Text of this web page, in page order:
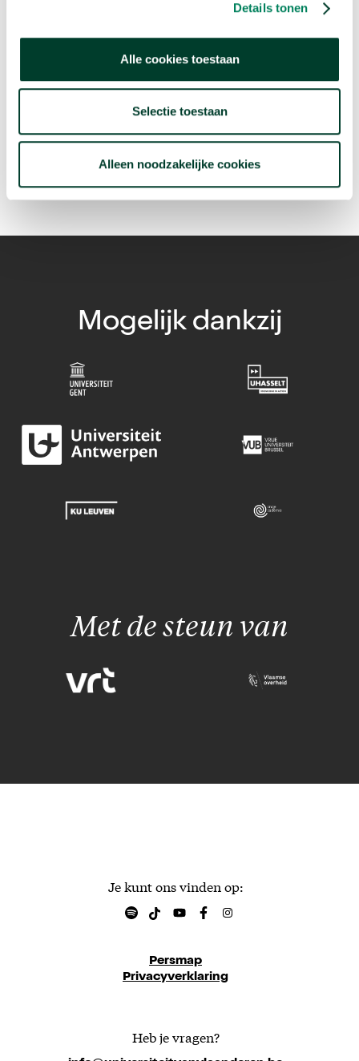
Details tonen
Alle cookies toestaan
Selectie toestaan
Alleen noodzakelijke cookies
Volgende video:
Hoeveel push-ups moet je nog kunnen als 50-
plusser?
Bekijk deze video arrow_forward
Mogelijk dankzij
Met de steun van
Je kunt ons vinden op:
Persmap
Privacyverklaring
Heb je vragen?